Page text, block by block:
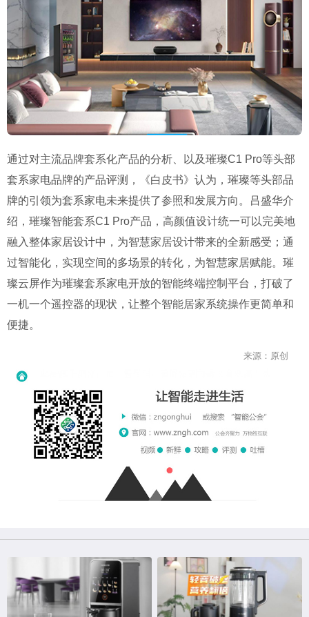
通过对主流品牌套系化产品的分析、以及璀璨C1 Pro等头部
套系家电品牌的产品评测，《白皮书》认为，璀璨等头部品
牌的引领为套系家电未来提供了参照和发展方向。吕盛华介
绍，璀璨智能套系C1 Pro产品，高颜值设计统一可以完美地
融入整体家居设计中，为智慧家居设计带来的全新感受；通
过智能化，实现空间的多场景的转化，为智慧家居赋能。璀
璨云屏作为璀璨套系家电开放的智能终端控制平台，打破了
一机一个遥控器的现状，让整个智能居家系统操作更简单和
便捷。
来源：原创